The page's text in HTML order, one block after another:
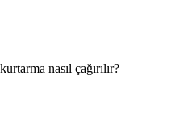
nasıl çağırılır?